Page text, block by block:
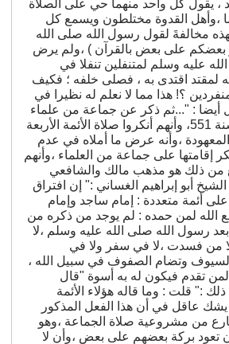
، يقول كل واحد منهما حي على الصلاة
،وأهل القدوة مختلطون ويسمع كل
مخالفةَ لقول رسول الله صلى الله
بعضكم على بعض بالقرآن ) ،ولم يرض
عليه وسلم لمتنفلين تنفلا في
لمقتد اقتدى به ، فصلى خلفه ؛ فكيف
؟! هذا مما لا نعلم له نظيرا في
أيضا : "...ثم ذكر عن جماعة من علماء
وردوا إلى مكة في سنة 551، وأنهم أنكروا صلاة الأئمة الأربعة
،وأنه عرض ما أملاه في عدم
إقامتها على جماعة من العلماء ،وأنهم
من ذلك هو مذهب مالك والشافعي
أبو إبراهيم الغساني :" إن افتراق
على أئمة متعددة : إمام ساجد وإمام
الله لمن حمده : لم يوجد من ذكره من
بعد رسول الله صلى الله عليه وسلم ،لا
من فسدت ،لا في سفر ولا في
وتضام الصفوف في سبيل الله ،
لمن تقدم فيكون له به أسوة "قال
:" قلت : وما قاله هؤلاء الأئمة
يشك عاقل في أن هذا الفعل المذكور
من مشروعية صلاة الجماعة ،وهو
تعود بركة بعضهم على بعض ،وأن لا